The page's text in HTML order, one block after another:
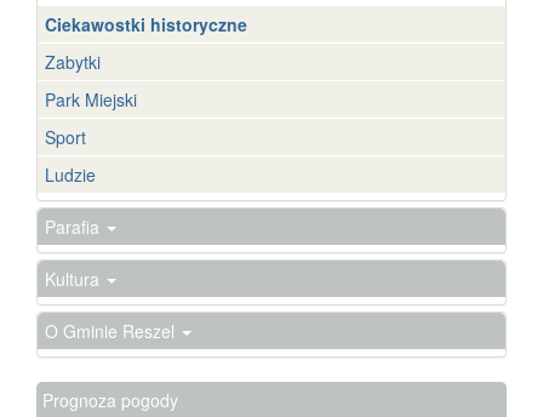
Ciekawostki historyczne
Zabytki
Park Miejski
Sport
Ludzie
Parafia
Kultura
O Gminie Reszel
Prognoza pogody